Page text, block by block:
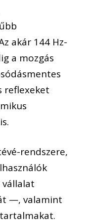
akár 144 Hz-
a mozgás
reflexeket
rendszere,
vállalat
—, valamint